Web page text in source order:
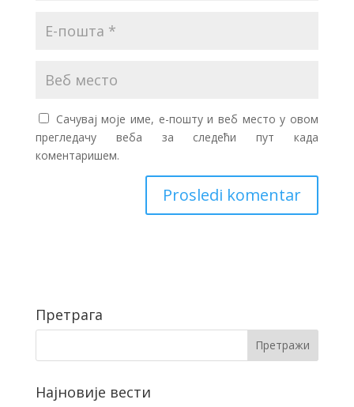
Сачувај моје име, е-пошту и веб место у овом
прегледачу веба за следећи пут када
коментаришем.
Претрага
Најновије вести